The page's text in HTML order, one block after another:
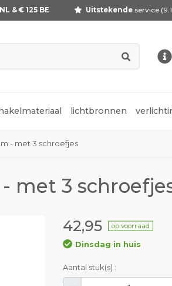
& € 125 BE Uitstekendeservice
lichtbronnen
- met 3 schroefjes
met 3
42,95 op voorraad
Dinsdag in huis
Aantal stuk(s) :